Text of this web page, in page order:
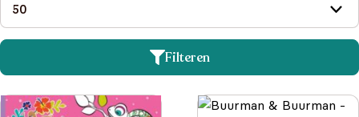
Filteren